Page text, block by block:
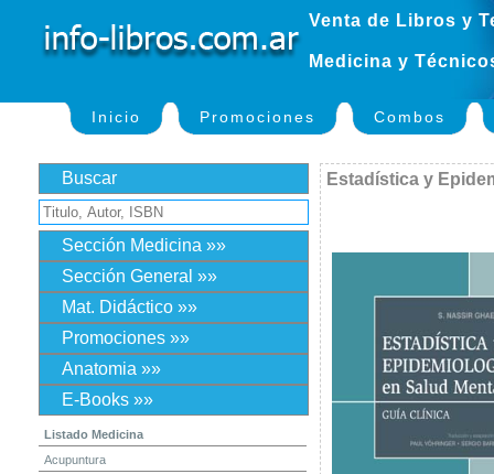
Venta de Libros y
Medicina y
Inicio Promociones Combos
Buscar
Sección Medicina »»
Sección General »»
Mat. Didáctico »»
Promociones »»
Anatomia »»
E-Books »»
Listado Medicina
Acupuntura
Estadística y